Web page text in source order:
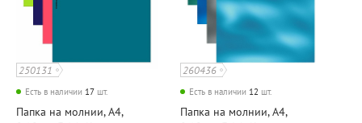
250131
Есть в наличии 17 шт.
Папка на молнии, А4,
260436
Есть в наличии 12 шт.
Папка на молнии, А4,